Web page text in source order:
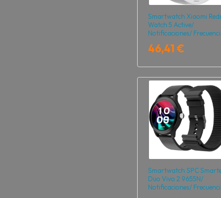
Smartwatch Xiaomi
Watch 5 Active/
Notificaciones/
46,41 €
Smartwatch SPC
Duo Vivo 2 9655N/
Notificaciones/